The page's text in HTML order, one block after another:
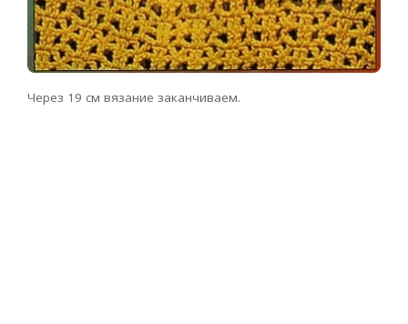
Через 19 см вязание заканчиваем.